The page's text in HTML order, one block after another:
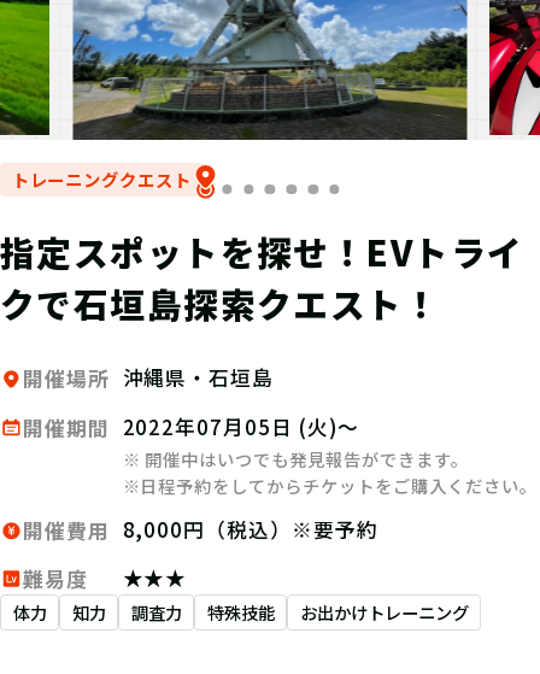
トレーニングクエスト
指定スポットを探せ！EVトライ
クで石垣島探索クエスト！
開催場所 沖縄県・石垣島
開催期間
2022年07月05日 (火)～
※ 開催中はいつでも発見報告ができます。
※日程予約をしてからチケットをご購入ください。
開催費用
8,000円（税込）※要予約
難易度
★★★
体力 知力 調査力 特殊技能 お出かけトレーニング